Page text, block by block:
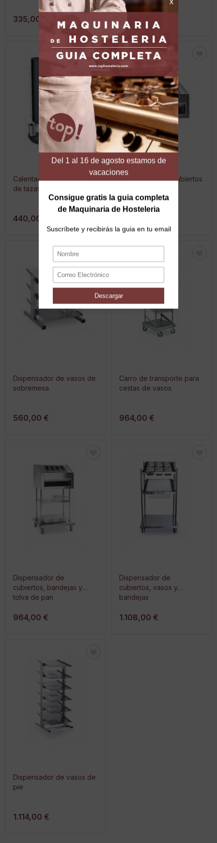
335,00 € 420,00 €
Calentador dispensador
de tazas DC-A
440,00 €
Dispensador de cubiertos
Dispensador de vasos de
sobremesa
560,00 €
Carro de transporte para
cestas de vasos
964,00 €
Dispensador de
cubiertos, bandejas y
tolva de pan
964,00 €
Dispensador de
cubiertos, vasos y
bandejas
1.108,00 €
Dispensador de vasos de
pie
1.114,00 €